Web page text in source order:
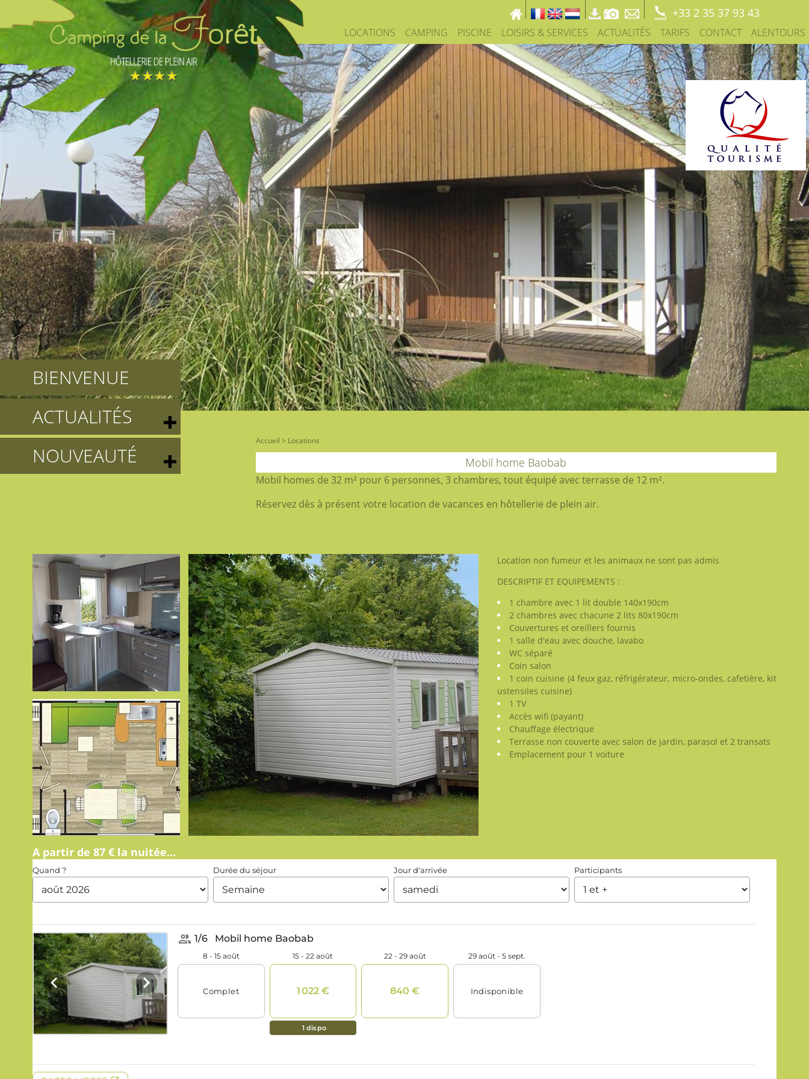
+33 2 35 37 93 43
LOCATIONS CAMPING PISCINE LOISIRS & SERVICES ACTUALITÉS TARIFS CONTACT
ALENTOURS
SALLE DE RÉCEPTION
BIENVENUE
ACTUALITÉS
NOUVEAUTÉ
Accueil > Locations
Mobil home Baobab
Mobil homes de 32 m² pour 6 personnes, 3 chambres, tout équipé avec terrasse de 12 m².
Réservez dès à présent votre location de vacances en hôtellerie de plein air.
Location non fumeur et les animaux ne sont pas admis
DESCRIPTIF ET EQUIPEMENTS :
1 chambre avec 1 lit double 140x190cm
2 chambres avec chacune 2 lits 80x190cm
Couvertures et oreillers fournis
1 salle d'eau avec douche, lavabo
WC séparé
Coin salon
1 coin cuisine (4 feux gaz, réfrigérateur, micro-ondes, cafetière, kit
ustensiles cuisine)
1 TV
Accès wifi (payant)
Chauffage électrique
Terrasse non couverte avec salon de jardin, parasol et 2 transats
Emplacement pour 1 voiture
A partir de 87 € la nuitée...